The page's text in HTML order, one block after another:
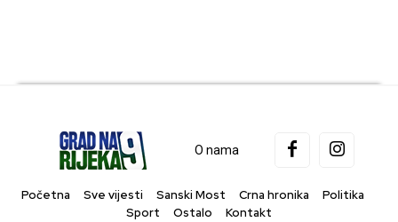
O nama
Početna Sve vijesti Sanski Most Crna hronika
Politika
Sport
Ostalo Kontakt